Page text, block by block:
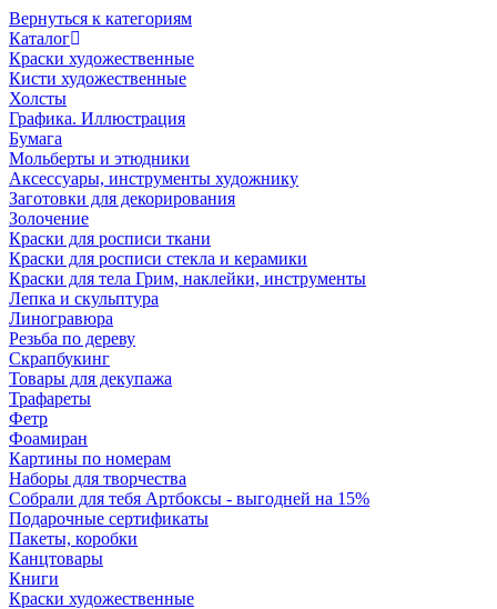
Вернуться к категориям
Каталог
Краски художественные
Кисти художественные
Холсты
Графика. Иллюстрация
Бумага
Мольберты и этюдники
Аксессуары, инструменты художнику
Заготовки для декорирования
Золочение
Краски для росписи ткани
Краски для росписи стекла и керамики
Краски для тела Грим, наклейки, инструменты
Лепка и скульптура
Линогравюра
Резьба по дереву
Скрапбукинг
Товары для декупажа
Трафареты
Фетр
Фоамиран
Картины по номерам
Наборы для творчества
Собрали для тебя Артбоксы - выгодней на 15%
Подарочные сертификаты
Пакеты, коробки
Канцтовары
Книги
Краски художественные